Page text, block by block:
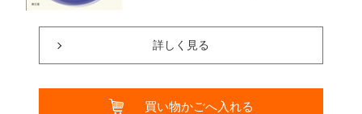
詳しく見る
買い物かごへ入れる